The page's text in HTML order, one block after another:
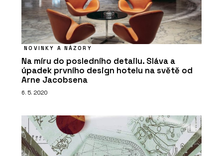
NOVINKY A NÁZORY
Na míru do posledního detailu. Sláva a
úpadek prvního design hotelu na světě od
Arne Jacobsena
6. 5. 2020